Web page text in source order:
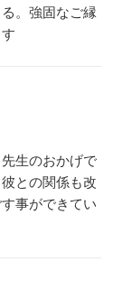
。強固なご縁
生のおかげで
との関係も改
事ができてい